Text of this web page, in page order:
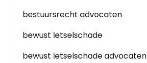
bestuursrecht advocaten
bewust letselschade
bewust letselschade advocaten